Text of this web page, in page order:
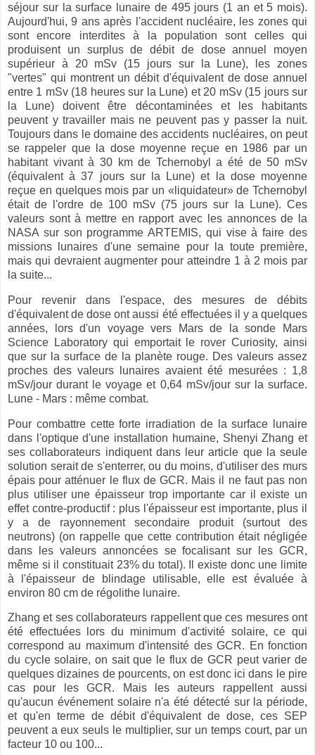
séjour sur la surface lunaire de 495 jours (1 an et 5 mois).
Aujourd'hui, 9 ans après l'accident nucléaire, les zones qui
sont encore interdites à la population sont celles qui
produisent un surplus de débit de dose annuel moyen
supérieur à 20 mSv (15 jours sur la Lune), les zones
"vertes" qui montrent un débit d'équivalent de dose annuel
entre 1 mSv (18 heures sur la Lune) et 20 mSv (15 jours sur
la Lune) doivent être décontaminées et les habitants
peuvent y travailler mais ne peuvent pas y passer la nuit.
Toujours dans le domaine des accidents nucléaires, on peut
se rappeler que la dose moyenne reçue en 1986 par un
habitant vivant à 30 km de Tchernobyl a été de 50 mSv
(équivalent à 37 jours sur la Lune) et la dose moyenne
reçue en quelques mois par un «liquidateur» de Tchernobyl
était de l'ordre de 100 mSv (75 jours sur la Lune). Ces
valeurs sont à mettre en rapport avec les annonces de la
NASA sur son programme ARTEMIS, qui vise à faire des
missions lunaires d'une semaine pour la toute première,
mais qui devraient augmenter pour atteindre 1 à 2 mois par
la suite...
Pour revenir dans l'espace, des mesures de débits
d'équivalent de dose ont aussi été effectuées il y a quelques
années, lors d'un voyage vers Mars de la sonde Mars
Science Laboratory qui emportait le rover Curiosity, ainsi
que sur la surface de la planète rouge. Des valeurs assez
proches des valeurs lunaires avaient été mesurées : 1,8
mSv/jour durant le voyage et 0,64 mSv/jour sur la surface.
Lune - Mars : même combat.
Pour combattre cette forte irradiation de la surface lunaire
dans l'optique d'une installation humaine, Shenyi Zhang et
ses collaborateurs indiquent dans leur article que la seule
solution serait de s'enterrer, ou du moins, d'utiliser des murs
épais pour atténuer le flux de GCR. Mais il ne faut pas non
plus utiliser une épaisseur trop importante car il existe un
effet contre-productif : plus l'épaisseur est importante, plus il
y a de rayonnement secondaire produit (surtout des
neutrons) (on rappelle que cette contribution était négligée
dans les valeurs annoncées se focalisant sur les GCR,
même si il constituait 23% du total). Il existe donc une limite
à l'épaisseur de blindage utilisable, elle est évaluée à
environ 80 cm de régolithe lunaire.
Zhang et ses collaborateurs rappellent que ces mesures ont
été effectuées lors du minimum d'activité solaire, ce qui
correspond au maximum d'intensité des GCR. En fonction
du cycle solaire, on sait que le flux de GCR peut varier de
quelques dizaines de pourcents, on est donc ici dans le pire
cas pour les GCR. Mais les auteurs rappellent aussi
qu'aucun événement solaire n'a été détecté sur la période,
et qu'en terme de débit d'équivalent de dose, ces SEP
peuvent a eux seuls le multiplier, sur un temps court, par un
facteur 10 ou 100...